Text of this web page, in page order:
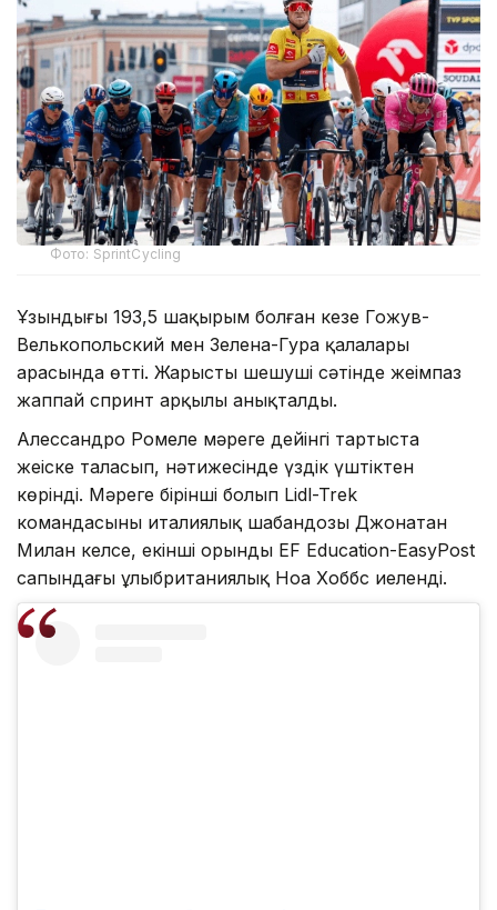
Фото: SprintCycling
Ұзындығы 193,5 шақырым болған кезең Гожув-
Велькопольский мен Зелена-Гура қалалары
арасында өтті. Жарыстың шешуші сәтінде жеңімпаз
жаппай спринт арқылы анықталды.
Алессандро Ромеле мәреге дейінгі тартыста
жеңіске таласып, нәтижесінде үздік үштіктен
көрінді. Мәреге бірінші болып Lidl-Trek
командасының италиялық шабандозы Джонатан
Милан келсе, екінші орынды EF Education-EasyPost
сапындағы ұлыбританиялық Ноа Хоббс иеленді.